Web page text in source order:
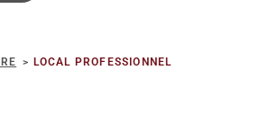
LOCAL PROFESSIONNEL